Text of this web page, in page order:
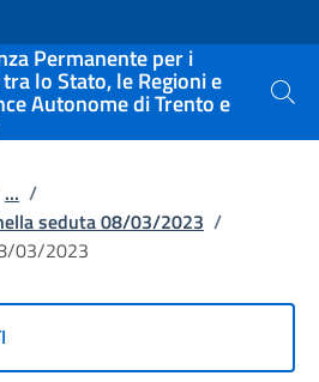
Permanente per i
lo Stato, le Regioni e
Autonome di Trento e Cerca
... /
seduta 08/03/2023 /
03/2023